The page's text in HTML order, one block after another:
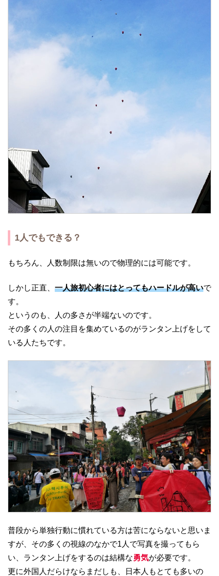
1人でもできる？
もちろん、人数制限は無いので物理的には可能です。
しかし正直、 一人旅初心者にはとってもハードルが高いで
す。
というのも、人の多さが半端ないのです。
その多くの人の注目を集めているのがランタン上げをして
いる人たちです。
普段から単独行動に慣れている方は苦にならないと思いま
すが、その多くの視線のなかで1人で写真を撮ってもら
い、ランタン上げをするのは結構な勇気が必要です。
更に外国人だらけならまだしも、日本人もとても多いの